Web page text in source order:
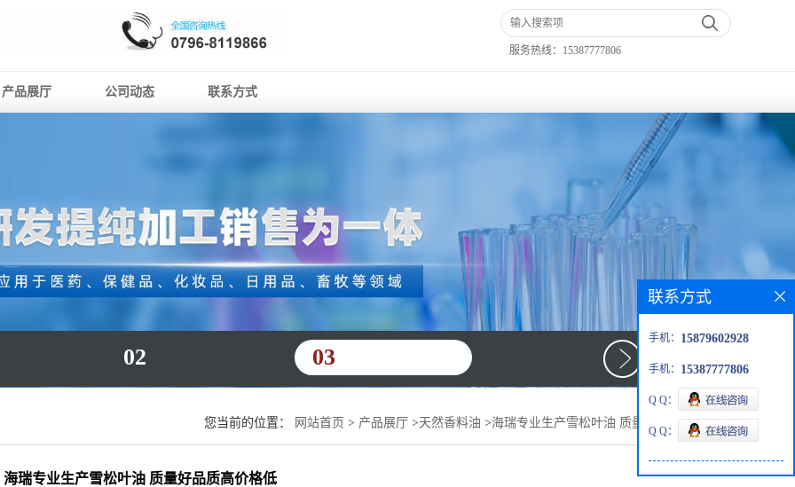
服务热线： 15387777806
产品展厅 公司动态 联系方式
02 03
您当前的位置： 网站首页 > 产品展厅 >天然香料油 >海瑞专业生产雪松叶油 质量好品质高价格低
海瑞专业生产雪松叶油 质量好品质高价格低
联系方式
手机： 15879602928
手机： 15387777806
Q Q：
Q Q：